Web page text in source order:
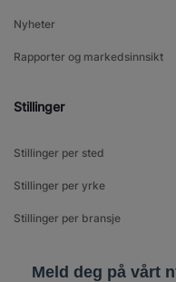
Nyheter
Rapporter og markedsinnsikt
Stillinger
Stillinger per sted
Stillinger per yrke
Stillinger per bransje